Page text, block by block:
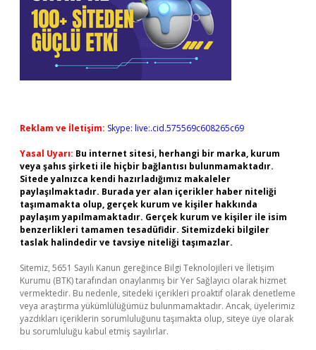
Reklam ve İletişim: Skype: live:.cid.575569c608265c69
Yasal Uyarı: Bu internet sitesi, herhangi bir marka, kurum
veya şahıs şirketi ile hiçbir bağlantısı bulunmamaktadır.
Sitede yalnızca kendi hazırladığımız makaleler
paylaşılmaktadır. Burada yer alan içerikler haber niteliği
taşımamakta olup, gerçek kurum ve kişiler hakkında
paylaşım yapılmamaktadır. Gerçek kurum ve kişiler ile isim
benzerlikleri tamamen tesadüfidir. Sitemizdeki bilgiler
taslak halindedir ve tavsiye niteliği taşımazlar.
Sitemiz, 5651 Sayılı Kanun gereğince Bilgi Teknolojileri ve İletişim
Kurumu (BTK) tarafından onaylanmış bir Yer Sağlayıcı olarak hizmet
vermektedir. Bu nedenle, sitedeki içerikleri proaktif olarak denetleme
veya araştırma yükümlülüğümüz bulunmamaktadır. Ancak, üyelerimiz
yazdıkları içeriklerin sorumluluğunu taşımakta olup, siteye üye olarak
bu sorumluluğu kabul etmiş sayılırlar.